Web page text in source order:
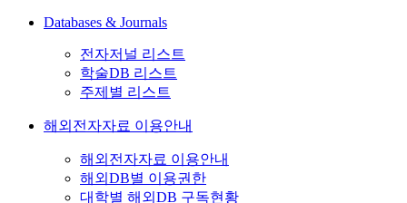
Databases & Journals
전자저널 리스트
학술DB 리스트
주제별 리스트
해외전자자료 이용안내
해외전자자료 이용안내
해외DB별 이용권한
대학별 해외DB 구독현황